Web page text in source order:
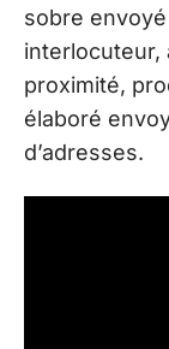
sobre
interlocuteur,
proximité,
élaboré
d’adresses.